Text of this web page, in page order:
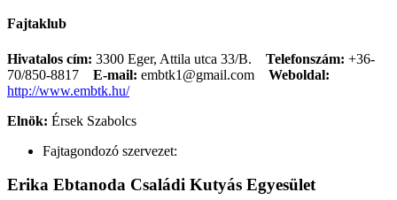
Fajtaklub
Hivatalos cím: 3300 Eger, Attila utca 33/B. Telefonszám: +36-
70/850-8817
E-mail: embtk1@gmail.com
Weboldal:
http://www.embtk.hu/
Elnök: Érsek Szabolcs
Fajtagondozó szervezet:
Erika Ebtanoda Családi Kutyás Egyesület